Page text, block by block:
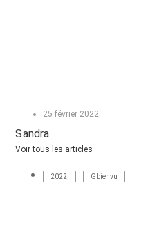
25 février 2022
Sandra
Voir tous les articles
2022 Gbienvu